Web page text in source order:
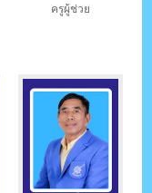
ครูผู้ช่วย